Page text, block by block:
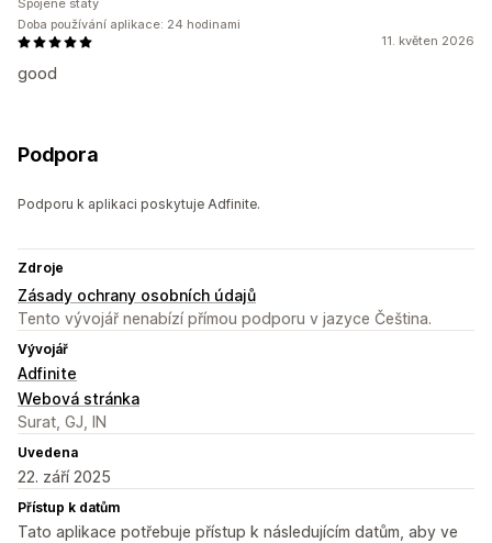
11. květen 2026
good
Spojené státy
Doba používání aplikace: 24 hodinami
Podpora
Podporu k aplikaci poskytuje Adfinite.
Zdroje
Zásady ochrany osobních údajů
Tento vývojář nenabízí přímou podporu v jazyce Čeština.
Vývojář
Adfinite
Webová stránka
Surat, GJ, IN
Uvedena
22. září 2025
Přístup k datům
Tato aplikace potřebuje přístup k následujícím datům, aby ve